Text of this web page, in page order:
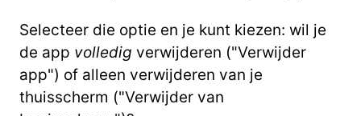
Selecteer die optie en je kunt kiezen: wil je
de app volledig verwijderen ("Verwijder
app") of alleen verwijderen van je
thuisscherm ("Verwijder van